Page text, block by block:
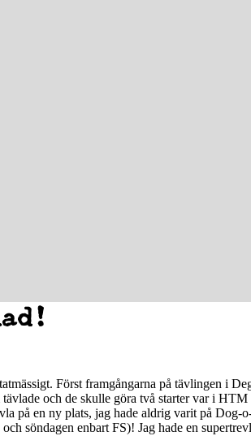
Först framgångarna på tävlingen i
och de skulle göra två starter var i
på en ny plats, jag hade aldrig varit på Dog-
söndagen enbart FS)! Jag hade en